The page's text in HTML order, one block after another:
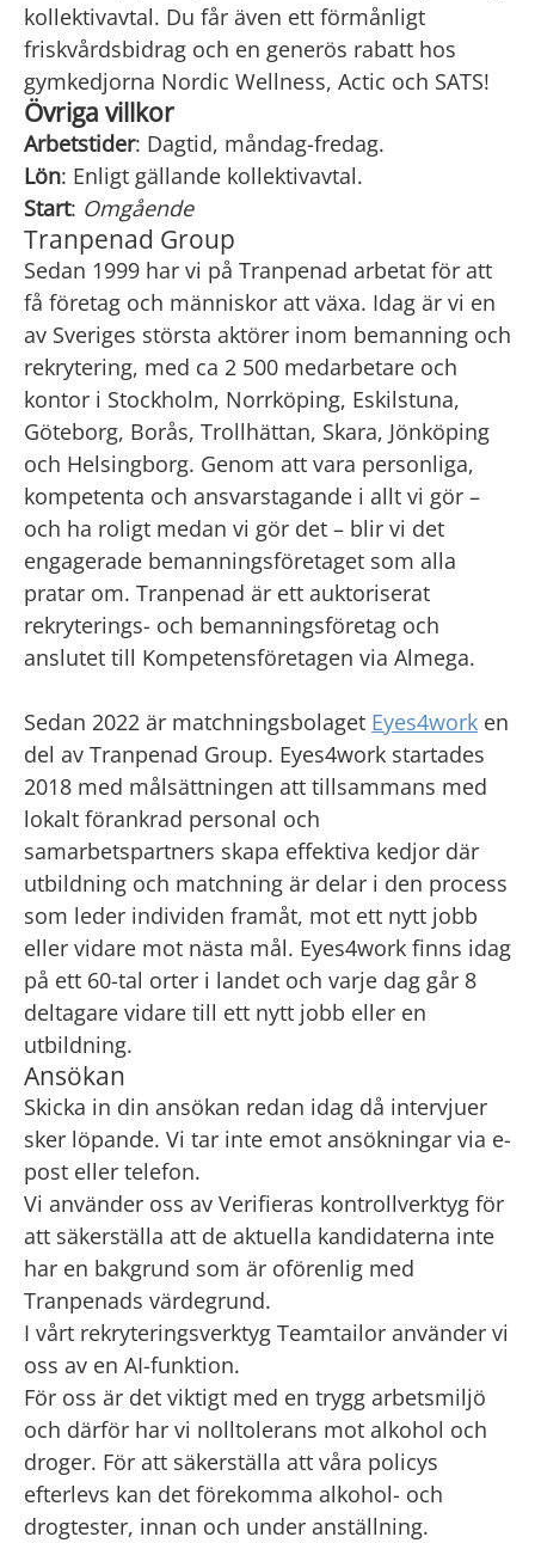
kollektivavtal. Du får även ett förmånligt
friskvårdsbidrag och en generös rabatt hos
gymkedjorna Nordic Wellness, Actic och SATS!
Övriga villkor
Arbetstider: Dagtid, måndag-fredag.
Lön: Enligt gällande kollektivavtal.
Start: Omgående
Tranpenad Group
Sedan 1999 har vi på Tranpenad arbetat för att
få företag och människor att växa. Idag är vi en
av Sveriges största aktörer inom bemanning och
rekrytering, med ca 2 500 medarbetare och
kontor i Stockholm, Norrköping, Eskilstuna,
Göteborg, Borås, Trollhättan, Skara, Jönköping
och Helsingborg. Genom att vara personliga,
kompetenta och ansvarstagande i allt vi gör –
och ha roligt medan vi gör det – blir vi det
engagerade bemanningsföretaget som alla
pratar om. Tranpenad är ett auktoriserat
rekryterings- och bemanningsföretag och
anslutet till Kompetens­företagen via Almega.
Sedan 2022 är matchningsbolaget Eyes4work en
del av Tranpenad Group. Eyes4work startades
2018 med målsättningen att tillsammans med
lokalt förankrad personal och
samarbetspartners skapa effektiva kedjor där
utbildning och matchning är delar i den process
som leder individen framåt, mot ett nytt jobb
eller vidare mot nästa mål. Eyes4work finns idag
på ett 60-tal orter i landet och varje dag går 8
deltagare vidare till ett nytt jobb eller en
utbildning.
Ansökan
Skicka in din ansökan redan idag då intervjuer
sker löpande. Vi tar inte emot ansökningar via e-
post eller telefon.
Vi använder oss av Verifieras kontrollverktyg för
att säkerställa att de aktuella kandidaterna inte
har en bakgrund som är oförenlig med
Tranpenads värdegrund.
I vårt rekryteringsverktyg Teamtailor använder vi
oss av en AI-funktion.
För oss är det viktigt med en trygg arbetsmiljö
och därför har vi nolltolerans mot alkohol och
droger. För att säkerställa att våra policys
efterlevs kan det förekomma alkohol- och
drogtester, innan och under anställning.